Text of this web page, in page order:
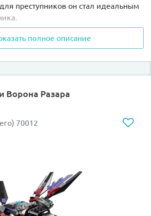
преступников он стал идеальным
болотный катер с большим
с лёгкостью подплывали к
домом и выгружали украденные
убежище грабителей, отряд лесной
Сначала при помощи
преступников удалось задержать, а
банк.
Лего 60068 Вы сможете построить
полное описание
Ворона Разара
70012